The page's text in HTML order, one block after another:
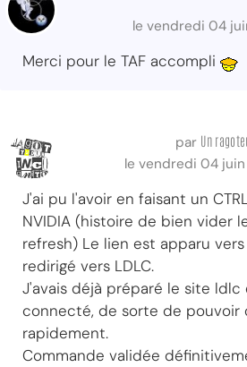
le vendredi 04
Merci pour le TAF accompli
par Un
le vendredi 04
J'ai pu l'avoir en faisant un
NVIDIA (histoire de bien vider
refresh) Le lien est apparu vers
redirigé vers LDLC.
J'avais déjà préparé le site
connecté, de sorte de pouvoir
rapidement.
Commande validée